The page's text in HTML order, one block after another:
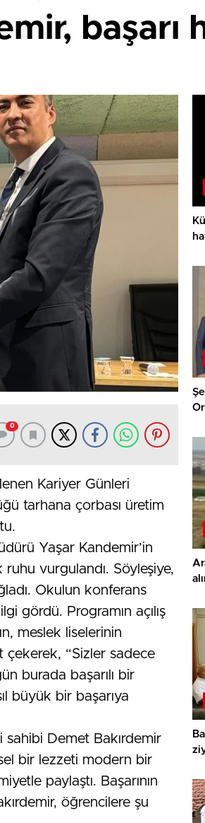
başarı
0
Kariyer Günleri
tarhana çorbası üretim
Yaşar Kandemir’in
vurgulandı. Söyleşiye,
Okulun konferans
gördü. Programın açılış
meslek liselerinin
“Sizler sadece
burada başarılı bir
büyük bir başarıya
sahibi Demet Bakırdemir
bir lezzeti modern bir
paylaştı. Başarının
öğrencilere şu